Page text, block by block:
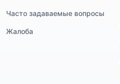
Часто задаваемые вопросы
Жалоба